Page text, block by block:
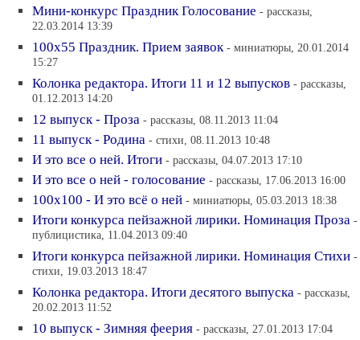
Мини-конкурс Праздник Голосование - рассказы,
22.03.2014 13:39
100х55 Праздник. Прием заявок - миниатюры, 20.01.2014
15:27
Колонка редактора. Итоги 11 и 12 выпусков - рассказы,
01.12.2013 14:20
12 выпуск - Проза - рассказы, 08.11.2013 11:04
11 выпуск - Родина - стихи, 08.11.2013 10:48
И это все о ней. Итоги - рассказы, 04.07.2013 17:10
И это все о ней - голосование - рассказы, 17.06.2013 16:00
100х100 - И это всё о ней - миниатюры, 05.03.2013 18:38
Итоги конкурса пейзажной лирики. Номинация Проза -
публицистика, 11.04.2013 09:40
Итоги конкурса пейзажной лирики. Номинация Стихи -
стихи, 19.03.2013 18:47
Колонка редактора. Итоги десятого выпуска - рассказы,
20.02.2013 11:52
10 выпуск - Зимняя феерия - рассказы, 27.01.2013 17:04